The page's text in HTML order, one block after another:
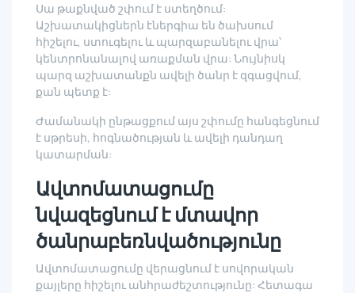
Սա թաքնված շփում է ստեղծում:
Աշխատակիցներն էներգիա են ծախսում
հիշելու, ստուգելու և պարզաբանելու վրա՝
կենտրոնանալով առաքման վրա: Նույնիսկ
պարզ աշխատանքն ավելի ծանր է զգացվում,
քան պետք է:
Ժամանակի ընթացքում այս շփումը հանգեցնում
է սթրեսի, հոգնածության և ավելի դանդաղ
կատարման:
Ավտոմատացումը
նվազեցնում է մտավոր
ծանրաբեռնվածությունը
Ավտոմատացումը վերացնում է սովորական
քայլերը հիշելու անհրաժեշտությունը: Հետագա